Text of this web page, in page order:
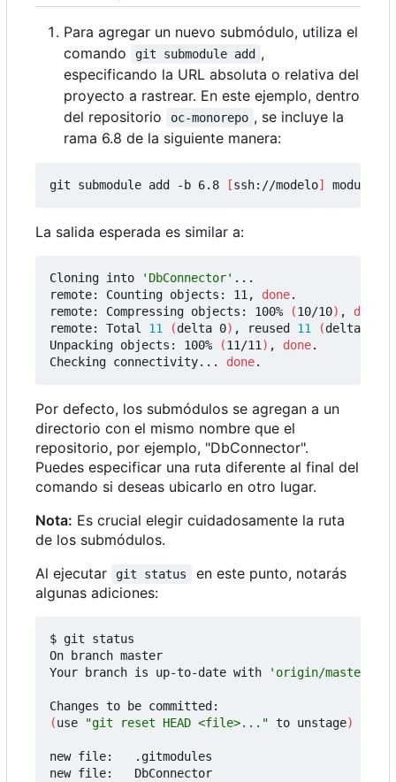
Para agregar un nuevo submódulo, utiliza el
comando
git submodule add ,
especificando la URL absoluta o relativa del
proyecto a rastrear. En este ejemplo, dentro
del repositorio
oc-monorepo , se incluye la
rama 6.8 de la siguiente manera:
git submodule add -b 6.8 [ssh://modelo] modules/
La salida esperada es similar a:
Cloning into 'DbConnector' ...
remote: Counting objects: 11, done.
remote: Compressing objects: 100%
(10/10) , done
remote: Total 11 (delta 0) , reused 11 (delta 0
Unpacking objects: 100%
(11/11 ) , done.
Checking connectivity... done
Por defecto, los submódulos se agregan a un
directorio con el mismo nombre que el
repositorio, por ejemplo, "DbConnector".
Puedes especificar una ruta diferente al final del
comando si deseas ubicarlo en otro lugar.
Nota: Es crucial elegir cuidadosamente la ruta
de los submódulos.
Al ejecutar
git status
en este punto, notarás
algunas adiciones:
$ git status
On branch master
Your branch is up-to-date with
'origin/master'
(use "git reset HEAD <file>..." to unstage)
new file:   .gitmodules